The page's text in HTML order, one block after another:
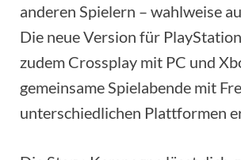
anderen Spielern – wahlweise
Die neue Version für
zudem Crossplay mit PC und
gemeinsame Spielabende mit
unterschiedlichen Plattformen